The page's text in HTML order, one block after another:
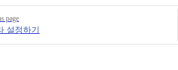
page
설정하기